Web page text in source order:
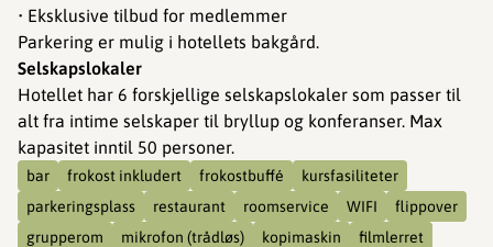
• Eksklusive tilbud for medlemmer
Parkering er mulig i hotellets bakgård.
Selskapslokaler
Hotellet har 6 forskjellige selskapslokaler som passer til
alt fra intime selskaper til bryllup og konferanser. Max
kapasitet inntil 50 personer.
bar frokost inkludert frokostbuffé
kursfasiliteter
parkeringsplass
restaurant roomservice WIFI
flippover
grupperom
mikrofon (trådløs) kopimaskin
filmlerret